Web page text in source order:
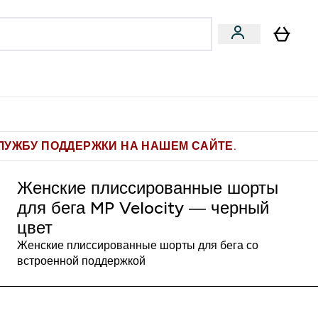
ПОДДЕРЖКИ НА НАШЕМ САЙТЕ.
Женские плиссированные шорты
для бега MP Velocity ― черный
цвет
Женские плиссированные шорты для бега со
встроенной поддержкой